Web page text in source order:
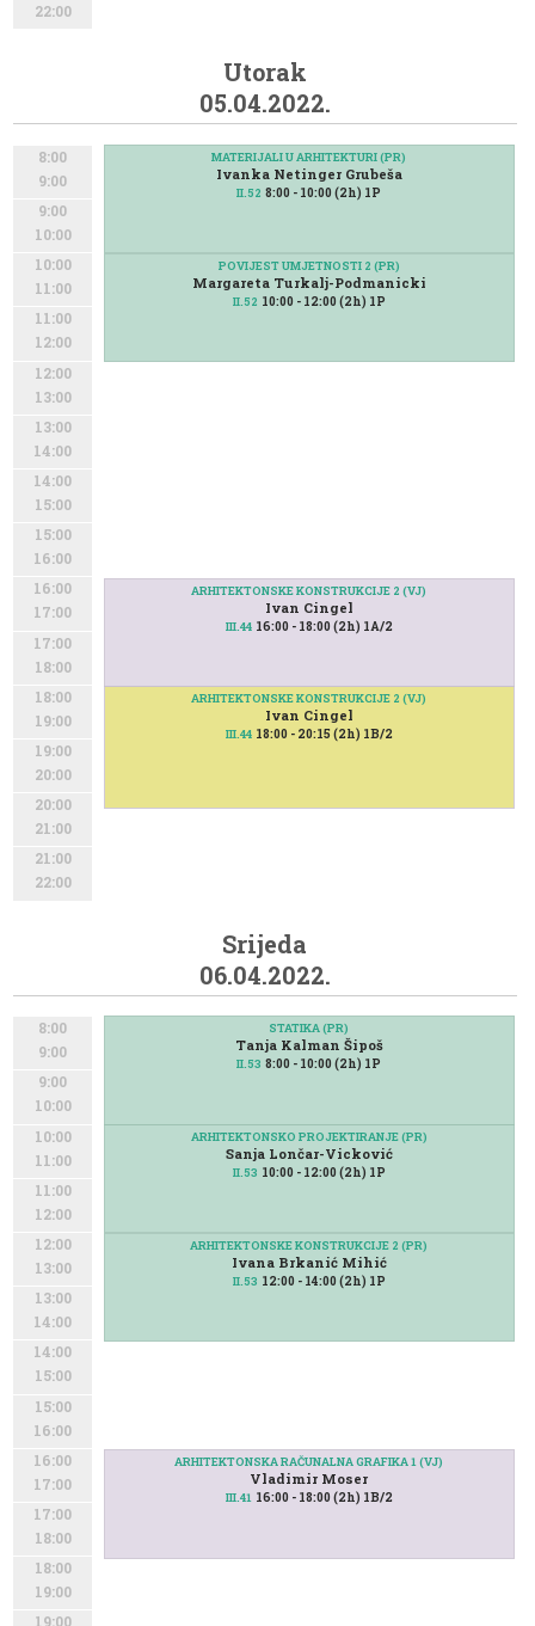
22:00
Utorak
05.04.2022.
8:00
9:00
9:00
10:00
10:00
11:00
11:00
12:00
12:00
13:00
13:00
14:00
14:00
15:00
15:00
16:00
16:00
17:00
17:00
18:00
18:00
19:00
19:00
20:00
20:00
21:00
21:00
22:00
MATERIJALI U ARHITEKTURI (PR)
Ivanka Netinger Grubeša
II.52 8:00 - 10:00 (2h) 1P
POVIJEST UMJETNOSTI 2 (PR)
Margareta Turkalj-Podmanicki
II.52 10:00 - 12:00 (2h) 1P
ARHITEKTONSKE KONSTRUKCIJE 2 (VJ)
Ivan Cingel
III.44 18:00 - 20:15 (2h) 1B/2
ARHITEKTONSKE KONSTRUKCIJE 2 (VJ)
Ivan Cingel
III.44 16:00 - 18:00 (2h) 1A/2
Srijeda
06.04.2022.
8:00
9:00
9:00
10:00
10:00
11:00
11:00
12:00
12:00
13:00
13:00
14:00
14:00
15:00
15:00
16:00
16:00
17:00
17:00
18:00
18:00
19:00
19:00
STATIKA (PR)
Tanja Kalman Šipoš
II.53 8:00 - 10:00 (2h) 1P
ARHITEKTONSKO PROJEKTIRANJE (PR)
Sanja Lončar-Vicković
II.53 10:00 - 12:00 (2h) 1P
ARHITEKTONSKE KONSTRUKCIJE 2 (PR)
Ivana Brkanić Mihić
II.53 12:00 - 14:00 (2h) 1P
ARHITEKTONSKA RAČUNALNA GRAFIKA 1 (VJ)
Vladimir Moser
III.41 16:00 - 18:00 (2h) 1B/2